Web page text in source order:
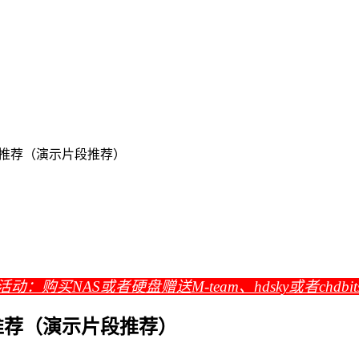
荐（演示片段推荐）
动：购买NAS或者硬盘赠送M-team、hdsky或者
（演示片段推荐）